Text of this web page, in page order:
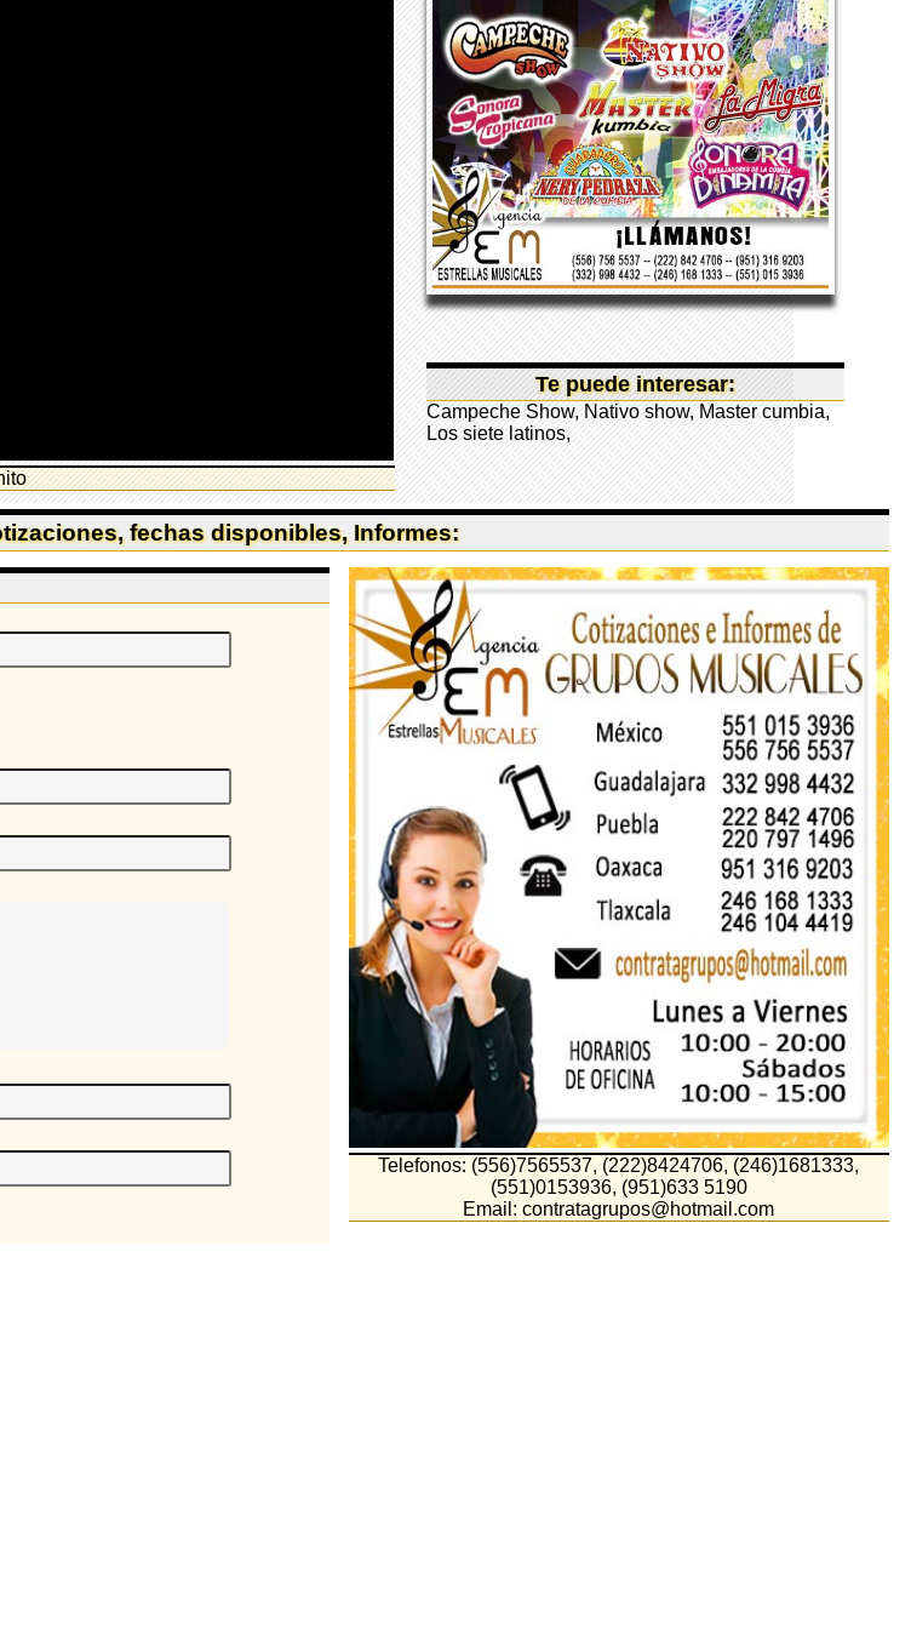
Te puede interesar:
Campeche Show, Nativo show, Master cumbia,
Los siete latinos,
fechas disponibles, Informes:
Telefonos: (556)7565537, (222)8424706, (246)1681333,
(551)0153936, (951)633 5190
Email: contratagrupos@hotmail.com